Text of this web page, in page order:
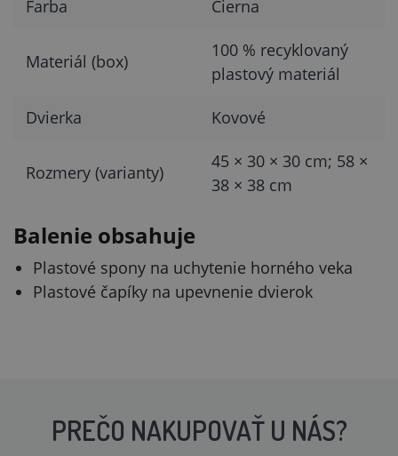
Farba Čierna
Materiál (box)
100 % recyklovaný
plastový materiál
Dvierka Kovové
Rozmery (varianty)
45 × 30 × 30 cm; 58 ×
38 × 38 cm
Balenie obsahuje
Plastové spony na uchytenie horného veka
Plastové čapíky na upevnenie dvierok
PREČO NAKUPOVAŤ U NÁS?